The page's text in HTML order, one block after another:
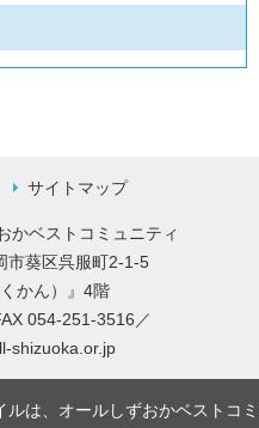
サイトマップ
かベストコミュニティ
市葵区呉服町2-1-5
かん）』4階
054-251-3516／
shizuoka.or.jp
は、オールしずおかベストコミ